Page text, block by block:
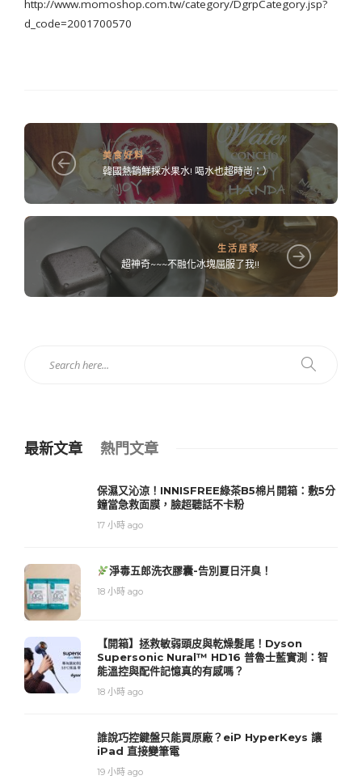
http://www.momoshop.com.tw/category/DgrpCategory.jsp?
d_code=2001700570
美食好料
韓國熱銷鮮採水果水! 喝水也超時尚：）
生活居家
超神奇~~~不融化冰塊屈服了我!!
最新文章 熱門文章
保濕又沁涼！INNISFREE綠茶B5棉片開箱：敷5分
鐘當急救面膜，臉超聽話不卡粉
17 小時 ago
淨毒五郎洗衣膠囊-告別夏日汗臭！
18 小時 ago
【開箱】拯救敏弱頭皮與乾燥髮尾！Dyson
Supersonic Nural™ HD16 普魯士藍實測：智
能溫控與配件記憶真的有感嗎？
18 小時 ago
誰說巧控鍵盤只能買原廠？eiP HyperKeys 讓
iPad 直接變筆電
19 小時 ago